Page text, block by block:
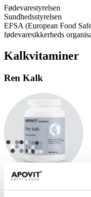
Fødevarestyrelsen
Sundhedsstyrelsen
EFSA (European Food
fødevaresikkerheds
Kalkvitaminer
Ren Kalk
180 tabletter